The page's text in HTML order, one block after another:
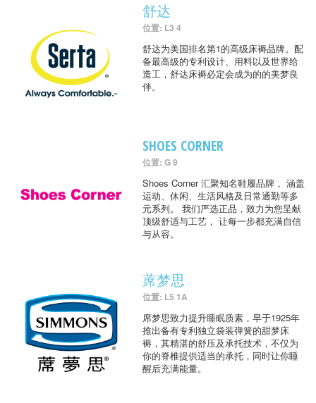
舒达
位置: L3 4
舒达为美国排名第1的高级床褥品牌。配
备最高级的专利设计、用料以及世界给
造工，舒达床褥必定会成为的的美梦良
伴。
SHOES CORNER
位置: G 9
Shoes Corner 汇聚知名鞋履品牌， 涵盖
运动、休闲、生活风格及日常通勤等多
元系列。 我们严选正品，致力为您呈献
顶级舒适与工艺， 让每一步都充满自信
与从容。
蓆梦思
位置: L5 1A
席梦思致力提升睡眠质素，早于1925年
推出备有专利独立袋装弹簧的甜梦床
褥，其精湛的舒压及承托技术，不仅为
你的脊椎提供适当的承托，同时让你睡
醒后充满能量。